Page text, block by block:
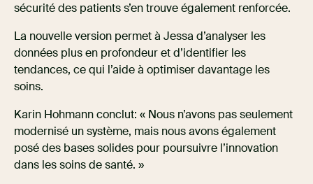
sécurité des patients s’en trouve également renforcée.
La nouvelle version permet à Jessa d’analyser les
données plus en profondeur et d’identifier les
tendances, ce qui l’aide à optimiser davantage les
soins.
Karin Hohmann conclut: « Nous n’avons pas seulement
modernisé un système, mais nous avons également
posé des bases solides pour poursuivre l’innovation
dans les soins de santé. »